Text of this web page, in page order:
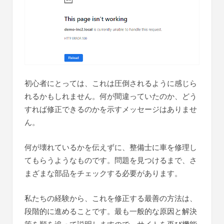
初心者にとっては、これは圧倒されるように感じら
れるかもしれません。何が間違っていたのか、どう
すれば修正できるのかを示すメッセージはありませ
ん。
何が壊れているかを伝えずに、整備士に車を修理し
てもらうようなものです。問題を見つけるまで、さ
まざまな部品をチェックする必要があります。
私たちの経験から、これを修正する最善の方法は、
段階的に進めることです。最も一般的な原因と解決